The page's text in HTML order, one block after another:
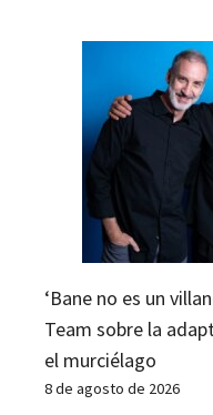
‘Bane no es un
Team sobre la
el murciélago
8 de agosto de 2026